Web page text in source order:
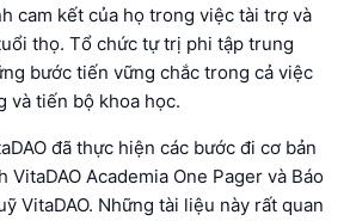
cam kết của họ trong việc tài trợ và
thọ. Tổ chức tự trị phi tập trung
bước tiến vững chắc trong cả việc
và tiến bộ khoa học.
đã thực hiện các bước đi cơ bản
VitaDAO Academia One Pager và Báo
VitaDAO. Những tài liệu này rất quan